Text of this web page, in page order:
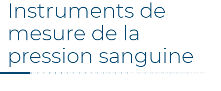
Instruments de
mesure de la
pression sanguine